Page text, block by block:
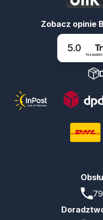
Zobacz opinie
5.0
Na